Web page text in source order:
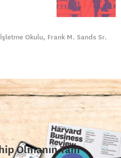
Okulu, Frank M. Sands Sr.
Olmanın Tam